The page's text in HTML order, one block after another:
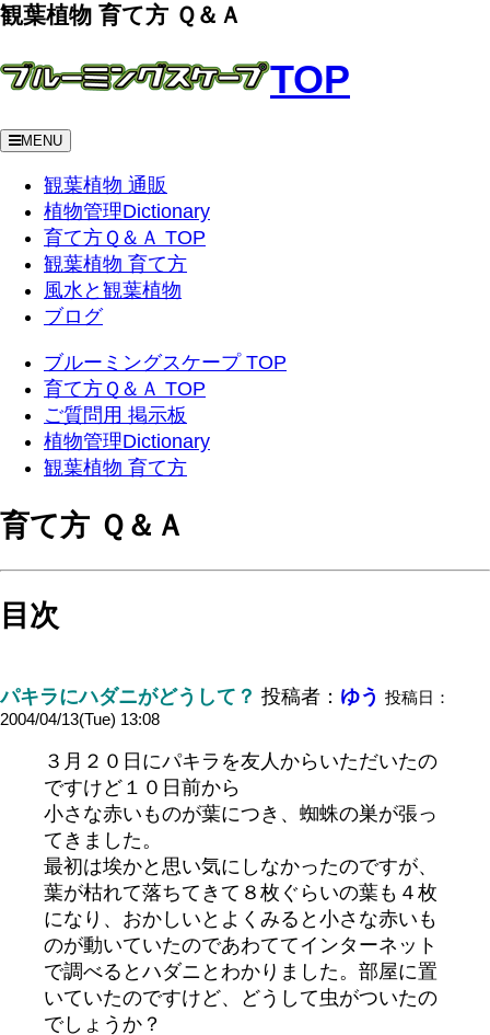
観葉植物 育て方 Ｑ＆Ａ
TOP
MENU
観葉植物 通販
植物管理Dictionary
育て方Ｑ＆Ａ TOP
観葉植物 育て方
風水と観葉植物
ブログ
ブルーミングスケープ TOP
育て方Ｑ＆Ａ TOP
ご質問用 掲示板
植物管理Dictionary
観葉植物 育て方
育て方 Ｑ＆Ａ
目次
パキラにハダニがどうして？ 投稿者： ゆう 投稿日：
2004/04/13(Tue) 13:08
３月２０日にパキラを友人からいただいたの
ですけど１０日前から
小さな赤いものが葉につき、蜘蛛の巣が張っ
てきました。
最初は埃かと思い気にしなかったのですが、
葉が枯れて落ちてきて８枚ぐらいの葉も４枚
になり、おかしいとよくみると小さな赤いも
のが動いていたのであわててインターネット
で調べるとハダニとわかりました。部屋に置
いていたのですけど、どうして虫がついたの
でしょうか？